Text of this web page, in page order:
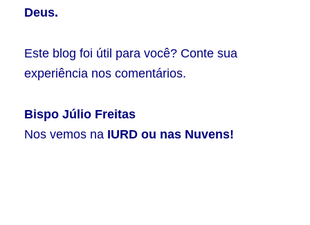
Deus.
Este blog foi útil para você? Conte sua
experiência nos comentários.
Bispo Júlio Freitas
Nos vemos na IURD ou nas Nuvens!